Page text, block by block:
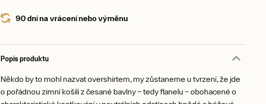
90 dní na vrácení nebo výměnu
Popis produktu
Někdo by to mohl nazvat overshirtem, my zůstaneme u tvrzení, že jde
o pořádnou zimní košili z česané bavlny – tedy flanelu – obohacené o